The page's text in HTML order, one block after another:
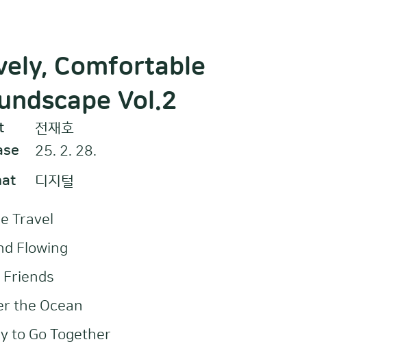
Comfortable
Vol.2
전재호
25. 2. 28.
디지털
Travel
Flowing
Friends
the Ocean
to Go Together